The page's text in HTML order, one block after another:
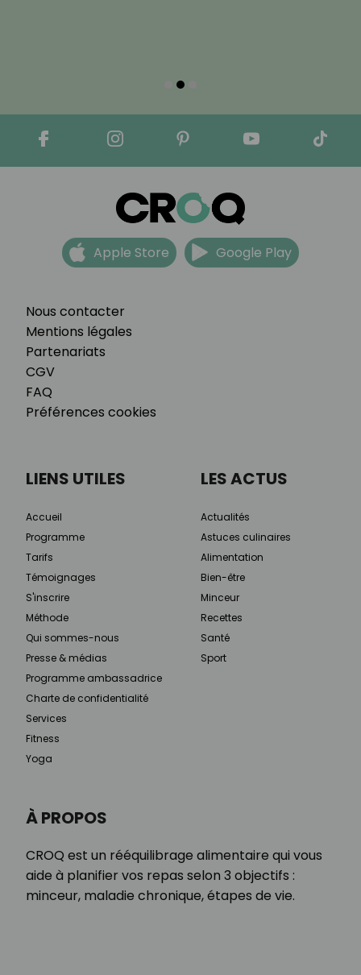
Nous contacter
Mentions légales
Partenariats
CGV
FAQ
Préférences cookies
Apple Store Google Play
À PROPOS
CROQ est un rééquilibrage alimentaire qui vous
aide à planifier vos repas selon 3 objectifs :
minceur, maladie chronique, étapes de vie.
LIENS UTILES
Accueil
Programme
Tarifs
Témoignages
S'inscrire
Méthode
Qui sommes-nous
Presse & médias
Programme ambassadrice
Charte de confidentialité
Services
Fitness
Yoga
LES ACTUS
Actualités
Astuces culinaires
Alimentation
Bien-être
Minceur
Recettes
Santé
Sport